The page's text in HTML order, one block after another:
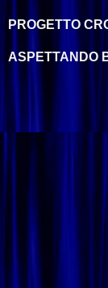
PROGETTO
ASPETTANDO